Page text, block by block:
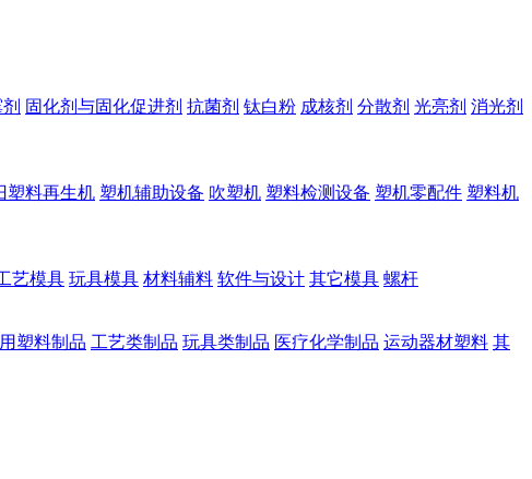
固化剂与固化促进剂 抗菌剂 钛白粉 成核剂 分散剂 光亮剂 消光剂
塑料再生机 塑机辅助设备 吹塑机 塑料检测设备 塑机零配件 塑料机
艺模具 玩具模具 材料辅料 软件与设计 其它模具 螺杆
塑料制品 工艺类制品 玩具类制品 医疗化学制品 运动器材塑料 其